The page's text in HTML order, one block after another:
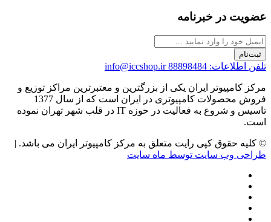
عضویت در خبرنامه
ثبت‌نام
تلفن اطلاعات: 88898484 info@iccshop.ir
مرکز کامپیوتر ایران یکی از بزرگترین و معتبرترین مراکز توزیع و
فروش محصولات کامپیوتری در ایران است که از سال 1377
تاسیس و شروع به فعالیت در حوزه IT در قلب شهر تهران نموده
است.
© کلیه حقوق کپی رایت متعلق به مرکز کامپیوتر ایران می باشد. |
طراحی وب سایت توسط ماه سایت